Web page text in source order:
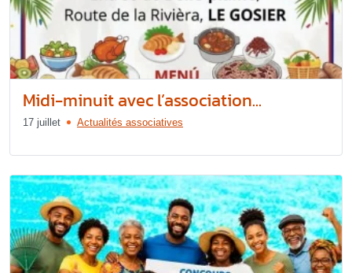
Midi-minuit avec l’association...
17 juillet Actualités associatives